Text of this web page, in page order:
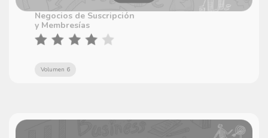
Negocios de Suscripción
y Membresías
Volumen 6